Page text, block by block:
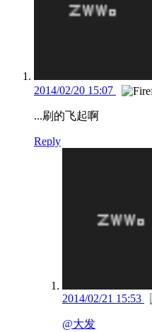
2014/02/20 15:07
...刷的飞起啊
Reply
2014/02/21 15:53
@大发